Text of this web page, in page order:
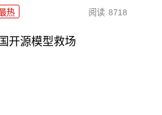
热 阅读 8718
开源模型救场